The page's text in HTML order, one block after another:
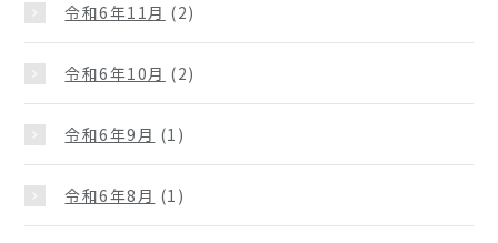
令和6年11月 (2)
令和6年10月 (2)
令和6年9月 (1)
令和6年8月 (1)